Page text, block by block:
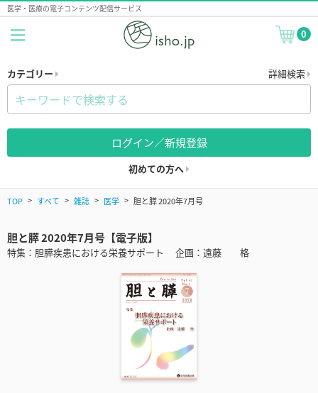
医学・医療の電子コンテンツ配信サービス
0
カテゴリー 詳細検索
ログイン／新規登録
初めての方へ
TOP すべて 雑誌 医学 胆と膵 2020年7月号
胆と膵 2020年7月号【電子版】
特集：胆膵疾患における栄養サポート 企画：遠藤 格